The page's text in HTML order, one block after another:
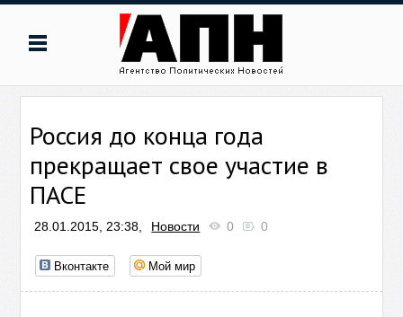
Россия до конца года
прекращает свое участие в
ПАСЕ
28.01.2015, 23:38, Новости 0 0
Вконтакте Мой мир